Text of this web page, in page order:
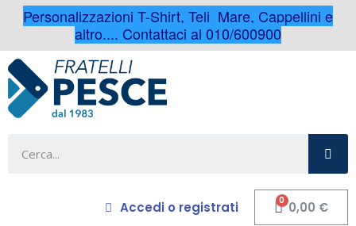
Personalizzazioni T-Shirt, Teli Mare, Cappellini e
altro.... Contattaci al 010/600900
Accedi o registrati 0,00 €